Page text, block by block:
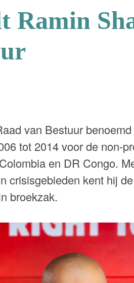
Ramin
van Bestuur
tot 2014 voor de non-
en DR Congo.
crisisgebieden kent hij
broekzak.